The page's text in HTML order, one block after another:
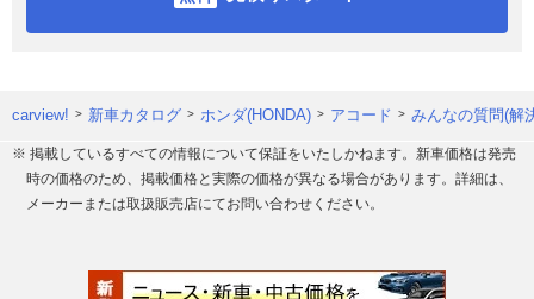
carview! 新車カタログ ホンダ(HONDA) アコード みんなの質問(解
※ 掲載しているすべての情報について保証をいたしかねます。新車価格は発売
時の価格のため、掲載価格と実際の価格が異なる場合があります。詳細は、
メーカーまたは取扱販売店にてお問い合わせください。